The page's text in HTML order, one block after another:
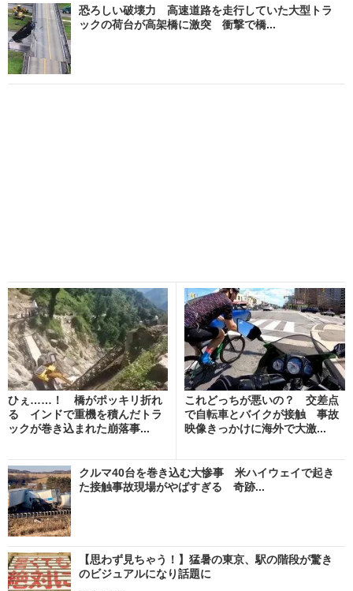
恐ろしい破壊力 高速道路を走行していた大型トラ
ックの荷台が高架橋に激突 衝撃で橋...
ひぇ……！ 橋がポッキリ折れ
る インドで重機を積んだトラ
ックが巻き込まれた崩落事...
これどっちが悪いの？ 交差点
で自転車とバイクが接触 事故
映像きっかけに海外で大激...
クルマ40台を巻き込む大惨事 米ハイウェイで起き
た接触事故現場がやばすぎる 奇跡...
【思わず見ちゃう！】猛暑の東京、駅の階段が驚き
のビジュアルになり話題に